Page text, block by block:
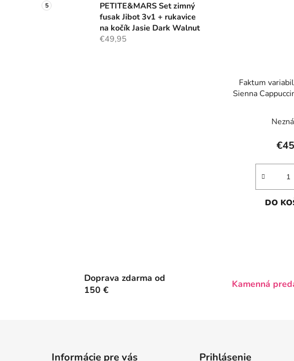
PETITE&MARS Set zimný
fusak Jibot 3v1 + rukavice
na kočík Jasie Dark Walnut
€49,95
Faktum
Sienna
DO
Doprava zdarma od
150 €
Kamenná
Informácie pre vás Prihlásenie